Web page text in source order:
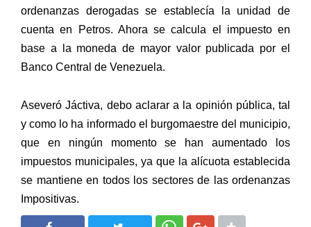
ordenanzas derogadas se establecía la unidad de
cuenta en Petros. Ahora se calcula el impuesto en
base a la moneda de mayor valor publicada por el
Banco Central de Venezuela.
Aseveró Jáctiva, debo aclarar a la opinión pública, tal
y como lo ha informado el burgomaestre del municipio,
que en ningún momento se han aumentado los
impuestos municipales, ya que la alícuota establecida
se mantiene en todos los sectores de las ordenanzas
Impositivas.